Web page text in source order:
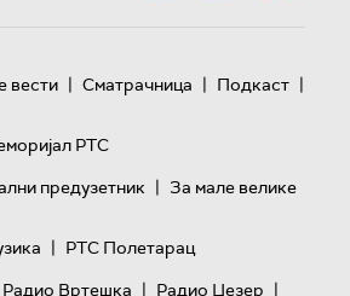
вести | Сматрачница | Подкаст |
РТС
предузетник | За мале велике
| РТС Полетарац
Радио Вртешка | Радио Џезер |